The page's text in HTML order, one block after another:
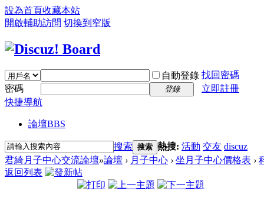
設為首頁收藏本站
開啟輔助訪問 切換到窄版
自動登錄 找回密碼
密碼
登錄
立即註冊
快捷導航
論壇BBS
搜索 搜索 熱搜: 活動 交友 discuz
君綺月子中心交流論壇»論壇 › 月子中心 › 坐月子中心價格表 ›
返回列表